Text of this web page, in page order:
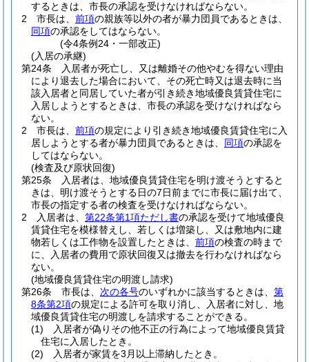
するときは、市長の承認を受けなければならない。
2
市長は、 前項の親族等以外の者が暴力団員であるときは、
同項の承認をしてはならない。
(令4条例24・一部改正)
(入居の承継)
第24条
入居者が死亡し、又は離婚その他やむを得ない理由
により退去した場合において、その死亡時又は退去時に当
該入居者と同居していた者が引き続き地域優良賃貸住宅に
入居しようとするときは、市長の承認を受けなければなら
ない。
2
市長は、 前項の規定により引き続き地域優良賃貸住宅に入
居しようとする者が暴力団員であるときは、 同項の承認を
してはならない。
(検査及び原状回復)
第25条
入居者は、地域優良賃貸住宅を明け渡そうとすると
きは、明け渡そうとする日の7日前までに市長に届け出て、
市長の指定する者の検査を受けなければならない。
2
入居者は、 第22条第1項ただし書の承認を受けて地域優良
賃貸住宅を模様替えし、若しくは増築し、又は敷地内に建
物若しくは工作物を設置したときは、 前項の検査の時まで
に、入居者の費用で原状回復又は撤去を行わなければなら
ない。
(地域優良賃貸住宅の明渡し請求)
第26条
市長は、 次の各号のいずれかに該当するときは、 第
8条第2項の規定による許可を取り消し、入居者に対し、地
域優良賃貸住宅の明渡しを請求することができる。
(1)
入居者が偽りその他不正の行為によって地域優良賃貸
住宅に入居したとき。
(2)
入居者が家賃を3月以上滞納したとき。